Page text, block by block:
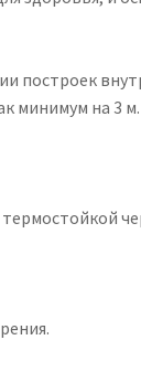
построек
минимум на 3 м.